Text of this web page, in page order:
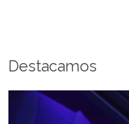
Destacamos